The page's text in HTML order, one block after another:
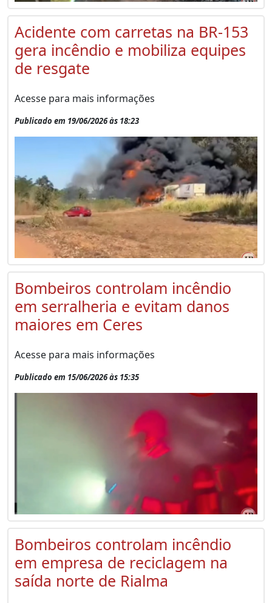
Acidente com carretas na BR-153
gera incêndio e mobiliza equipes
de resgate
Acesse para mais informações
Publicado em 19/06/2026 às 18:23
Bombeiros controlam incêndio
em serralheria e evitam danos
maiores em Ceres
Acesse para mais informações
Publicado em 15/06/2026 às 15:35
Bombeiros controlam incêndio
em empresa de reciclagem na
saída norte de Rialma